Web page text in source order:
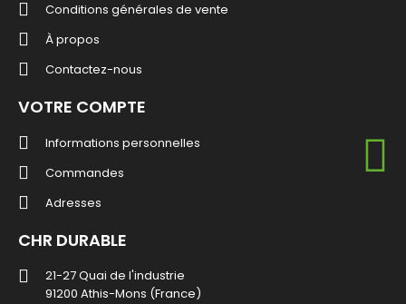
Conditions générales de vente
À propos
Contactez-nous
VOTRE COMPTE
Informations personnelles
Commandes
Adresses
CHR DURABLE
21-27 Quai de l'industrie
91200 Athis-Mons (France)